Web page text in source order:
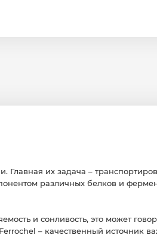
Главная их задача –
различных белков и
и сонливость, это может
– качественный источник